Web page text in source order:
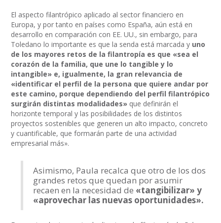
El aspecto filantrópico aplicado al sector financiero en
Europa, y por tanto en países como España, aún está en
desarrollo en comparación con EE. UU., sin embargo, para
Toledano lo importante es que la senda está marcada y uno
de los mayores retos de la filantropía es que «sea el
corazón de la familia, que une lo tangible y lo
intangible» e, igualmente, la gran relevancia de
«identificar el perfil de la persona que quiere andar por
este camino, porque dependiendo del perfil filantrópico
surgirán distintas modalidades» que definirán el
horizonte temporal y las posibilidades de los distintos
proyectos sostenibles que generen un alto impacto, concreto
y cuantificable, que formarán parte de una actividad
empresarial más».
Asimismo, Paula recalca que otro de los dos
grandes retos que quedan por asumir
recaen en la necesidad de «tangibilizar» y
«aprovechar las nuevas oportunidades».